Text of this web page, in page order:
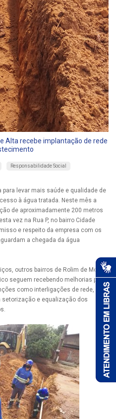
Alta recebe implantação de rede
Responsabilidade Social
para levar mais saúde e qualidade de
à água tratada. Neste mês a
de aproximadamente 200 metros
vez na Rua P, no bairro Cidade
e respeito da empresa com os
a chegada da água
outros bairros de Rolim de Moura
seguem recebendo melhorias para
como interligações de rede,
e equalização dos